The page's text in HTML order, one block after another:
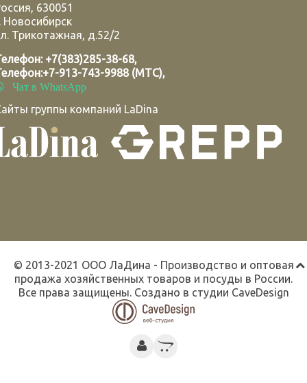
, 630051
Новосибирск
Трикотажная, д.52/2
+7(383)285-38-68,
+7-913-743-9988 (МТС),
Чат в WhatsApp
группы компаний LaDina
© 2013-2021 ООО ЛаДина - Производство и оптовая
продажа хозяйственных товаров и посуды в России.
Все права защищены. Создано в студии CaveDesign